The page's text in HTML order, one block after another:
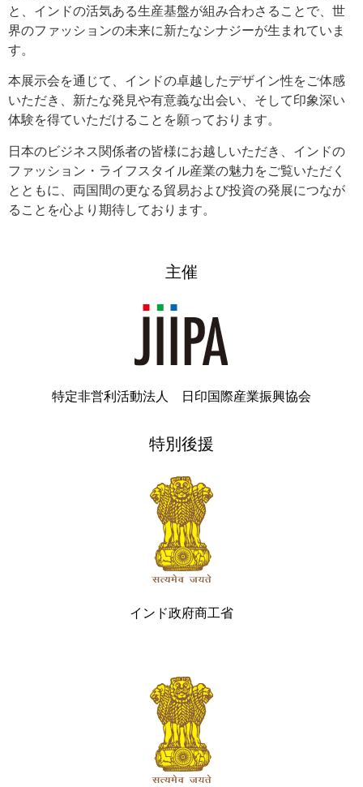
と、インドの活気ある生産基盤が組み合わさることで、世
界のファッションの未来に新たなシナジーが生まれていま
す。
本展示会を通じて、インドの卓越したデザイン性をご体感
いただき、新たな発見や有意義な出会い、そして印象深い
体験を得ていただけることを願っております。
日本のビジネス関係者の皆様にお越しいただき、インドの
ファッション・ライフスタイル産業の魅力をご覧いただく
とともに、両国間の更なる貿易および投資の発展につなが
ることを心より期待しております。
主催
特定非営利活動法人 日印国際産業振興協会
特別後援
インド政府商工省